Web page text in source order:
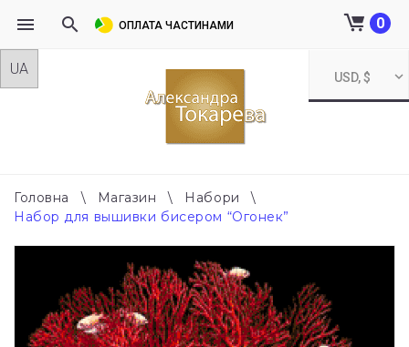
Skip
USD, $
0
ОПЛАТА ЧАСТИНАМИ
Головна \ Магазин \ Набори
\
Набор для вышивки бисером “Огонек”